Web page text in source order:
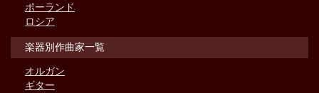
ポーランド
ロシア
楽器別作曲家一覧
オルガン
ギター